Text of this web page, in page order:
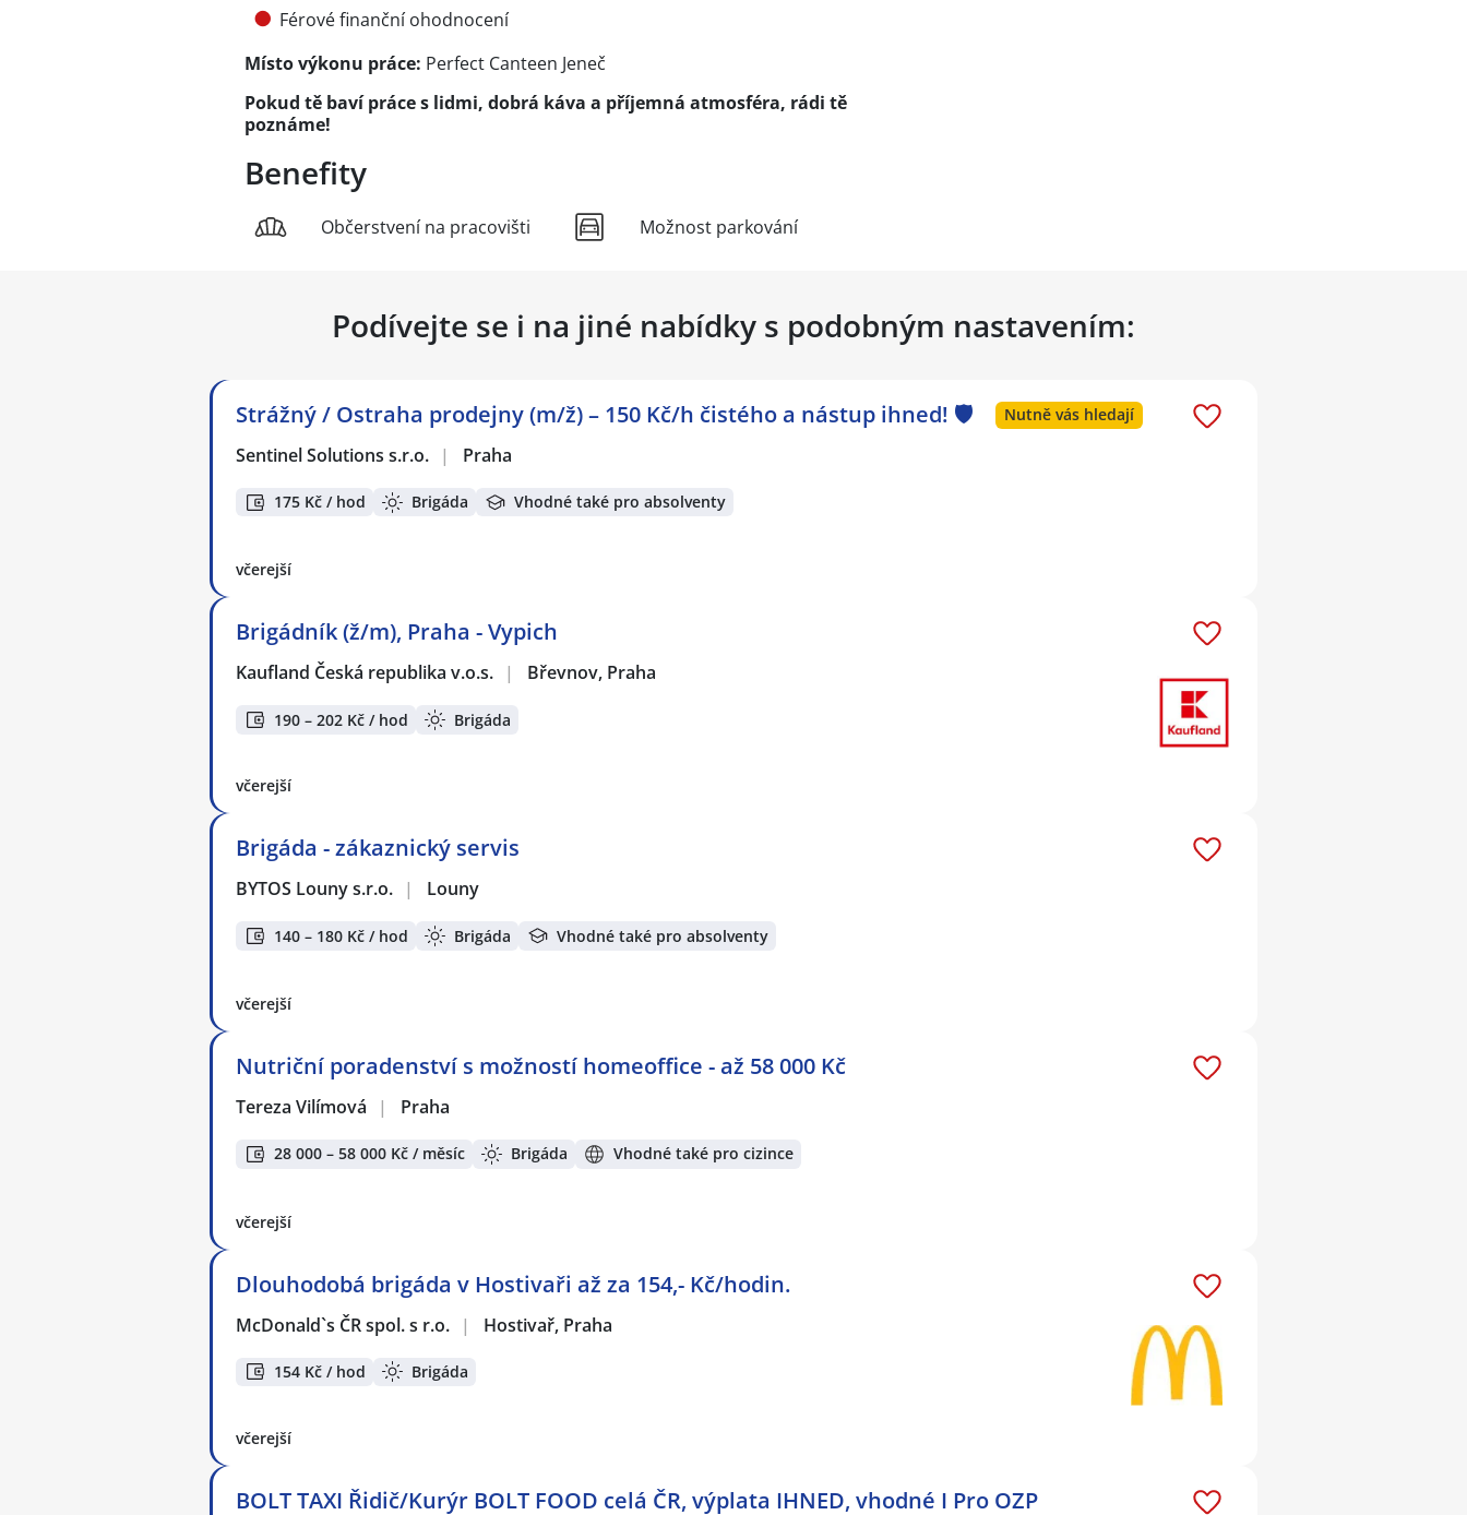
Férové finanční ohodnocení
Místo výkonu práce: Perfect Canteen Jeneč
Pokud tě baví práce s lidmi, dobrá káva a příjemná atmosféra, rádi tě
poznáme!
Benefity
Občerstvení na pracovišti Možnost parkování
Podívejte se i na jiné nabídky s podobným nastavením:
Strážný / Ostraha prodejny (m/ž) – 150 Kč/h čistého a nástup ihned! 🛡️ Nutně vás hledají
Sentinel Solutions s.r.o. | Praha
175 Kč / hod Brigáda Vhodné také pro absolventy
včerejší
Brigádník (ž/m), Praha - Vypich
Kaufland Česká republika v.o.s. | Břevnov, Praha
190 – 202 Kč / hod Brigáda
včerejší
Brigáda - zákaznický servis
BYTOS Louny s.r.o. | Louny
140 – 180 Kč / hod Brigáda Vhodné také pro absolventy
včerejší
Nutriční poradenství s možností homeoffice - až 58 000 Kč
Tereza Vilímová | Praha
28 000 – 58 000 Kč / měsíc Brigáda Vhodné také pro cizince
včerejší
Dlouhodobá brigáda v Hostivaři až za 154,- Kč/hodin.
McDonald`s ČR spol. s r.o. | Hostivař, Praha
154 Kč / hod Brigáda
včerejší
BOLT TAXI Řidič/Kurýr BOLT FOOD celá ČR, výplata IHNED, vhodné I Pro OZP